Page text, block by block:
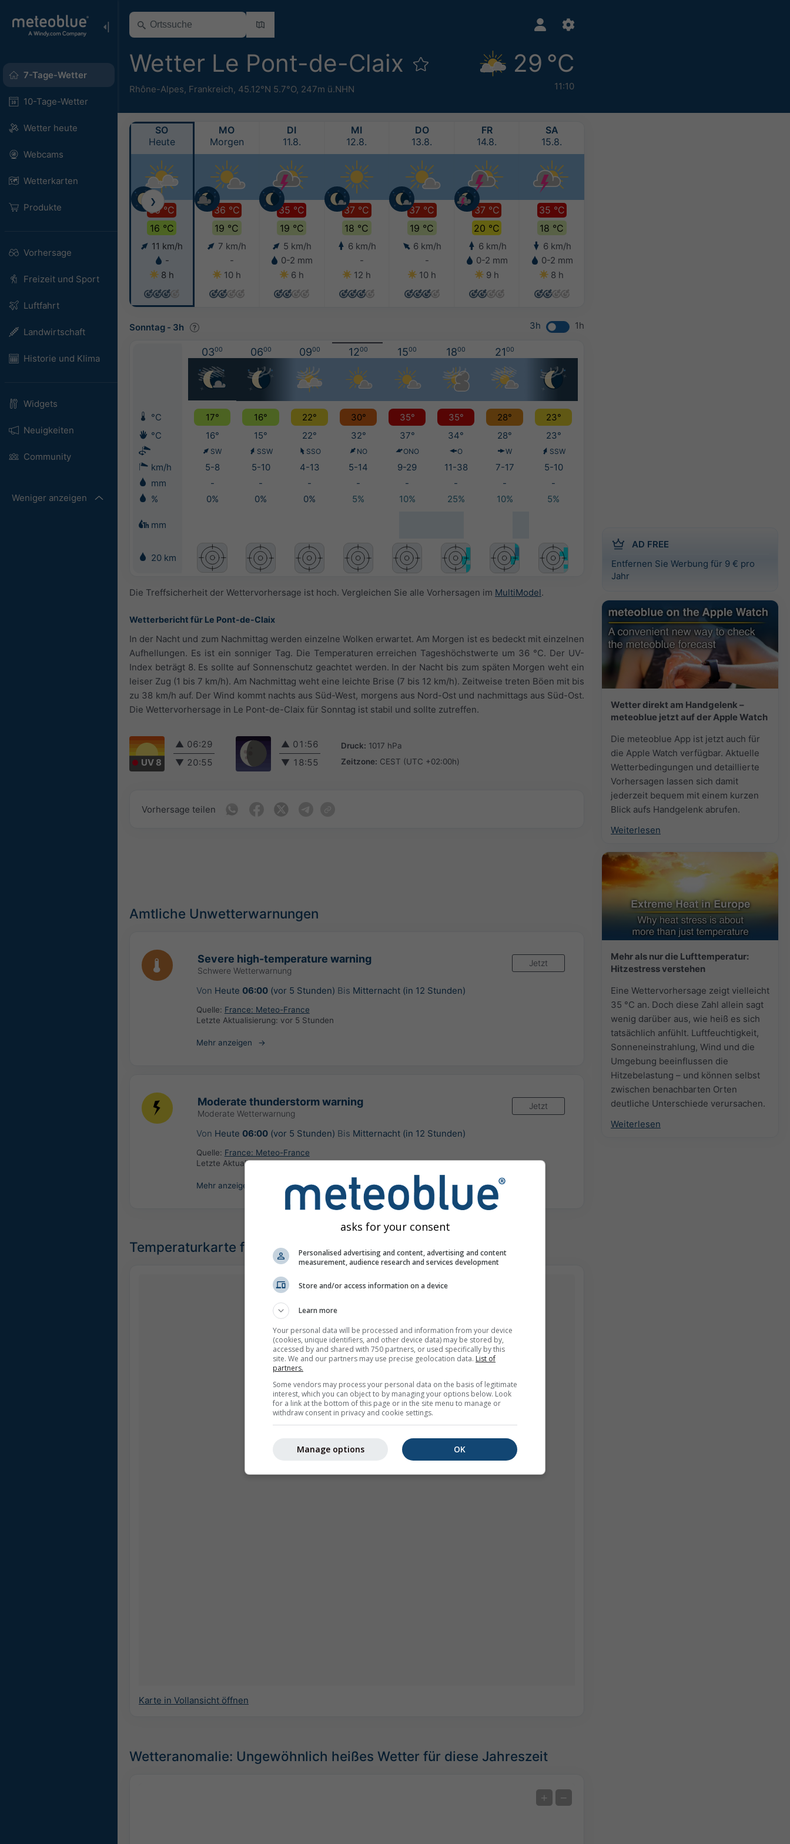
7-Tage-Wetter
10-Tage-Wetter
Wetter heute
Webcams
Wetterkarten
Produkte
Vorhersage
Freizeit und Sport
Luftfahrt
Landwirtschaft
Historie und Klima
Widgets
Neuigkeiten
Community
Weniger anzeigen
Wetter Le Pont-de-Claix
Rhône-Alpes, Frankreich, 45.12°N 5.7°O, 247m ü.NHN
29 °C
11:10
AD FREE
Entfernen Sie Werbung für 9 € pro
Jahr
Wetter direkt am Handgelenk –
meteoblue jetzt auf der Apple Watch
Die meteoblue App ist jetzt auch für
die Apple Watch verfügbar. Aktuelle
Wetterbedingungen und detaillierte
Vorhersagen lassen sich damit
jederzeit bequem mit einem kurzen
Blick aufs Handgelenk abrufen.
Weiterlesen
Mehr als nur die Lufttemperatur:
Hitzestress verstehen
Eine Wettervorhersage zeigt vielleicht
35 °C an. Doch diese Zahl allein sagt
wenig darüber aus, wie heiß es sich
tatsächlich anfühlt. Luftfeuchtigkeit,
Sonneneinstrahlung, Wind und die
Umgebung beeinflussen die
Hitzebelastung – und können selbst
zwischen benachbarten Orten
deutliche Unterschiede verursachen.
Weiterlesen
SO
Heute
36 °C
16 °C
11 km/h
-
8 h
MO
Morgen
36 °C
19 °C
7 km/h
-
10 h
DI
11.8.
35 °C
19 °C
5 km/h
0-2 mm
6 h
MI
12.8.
37 °C
18 °C
6 km/h
-
12 h
DO
13.8.
37 °C
19 °C
6 km/h
-
10 h
FR
14.8.
37 °C
20 °C
6 km/h
0-2 mm
9 h
SA
15.8.
35 °C
18 °C
6 km/h
0-2 mm
8 h
❯
Sonntag - 3h 3h 1h
0300 0600 0900 1200 1500 1800 2100
°C 17° 16° 22° 30° 35° 35° 28°
23°
°C
16° 15° 22° 32° 37° 34° 28° 23°
SW SSW SSO NO ONO O W SSW
km/h 5-8 5-10 4-13 5-14 9-29 11-38 7-17
5-10
mm
- - - - - - -
-
%
0% 0% 0% 5% 10% 25% 10% 5%
mm
20 km
Die Treffsicherheit der Wettervorhersage ist hoch. Vergleichen Sie alle Vorhersagen im MultiModel.
Wetterbericht für Le Pont-de-Claix
In der Nacht und zum Nachmittag werden einzelne Wolken erwartet. Am Morgen ist es bedeckt mit einzelnen
Aufhellungen. Es ist ein sonniger Tag. Die Temperaturen erreichen Tageshöchstwerte um 36 °C. Der UV-
Index beträgt 8. Es sollte auf Sonnenschutz geachtet werden. In der Nacht bis zum späten Morgen weht ein
leiser Zug (1 bis 7 km/h). Am Nachmittag weht eine leichte Brise (7 bis 12 km/h). Zeitweise treten Böen mit bis
zu 38 km/h auf. Der Wind kommt nachts aus Süd-West, morgens aus Nord-Ost und nachmittags aus Süd-Ost.
Die Wettervorhersage in Le Pont-de-Claix für Sonntag ist stabil und sollte zutreffen.
UV 8
▲ 06:29
▼ 20:55
▲ 01:56
▼ 18:55
Druck: 1017 hPa
Zeitzone: CEST (UTC +02:00h)
Vorhersage teilen
Amtliche Unwetterwarnungen
Severe high-temperature warning
Schwere Wetterwarnung
Jetzt
Von Heute 06:00(vor 5 Stunden) Bis Mitternacht (in 12 Stunden)
Quelle: France: Meteo-France
Letzte Aktualisierung: vor 5 Stunden
Mehr anzeigen
Moderate thunderstorm warning
Moderate Wetterwarnung
Jetzt
Von Heute 06:00(vor 5 Stunden) Bis Mitternacht (in 12 Stunden)
Quelle: France: Meteo-France
Letzte Aktualisierung:vor 5 Stunden
Mehr anzeigen
Temperaturkarte für Le Pont-de-Claix
Karte in Vollansicht öffnen
Wetteranomalie: Ungewöhnlich heißes Wetter für diese Jahreszeit
+ −
asks for your consent
Personalised advertising and content, advertising and content
measurement, audience research and services development
Store and/or access information on a device
Learn more
Your personal data will be processed and information from your device
(cookies, unique identifiers, and other device data) may be stored by,
accessed by and shared with 750 partners, or used specifically by this
site. We and our partners may use precise geolocation data. List of
partners.
Some vendors may process your personal data on the basis of legitimate
interest, which you can object to by managing your options below. Look
for a link at the bottom of this page or in the site menu to manage or
withdraw consent in privacy and cookie settings.
OK
Manage options